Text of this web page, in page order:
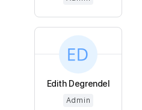
Edith Degrendel
Admin